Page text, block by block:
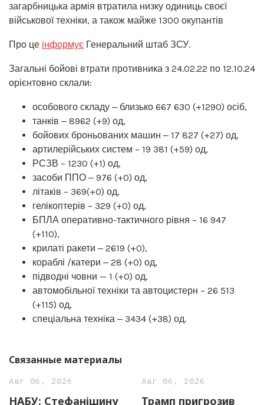
загарбницька армія втратила низку одиниць своєї
військової техніки, а також майже 1300 окупантів
Про це інформує Генеральний штаб ЗСУ.
Загальні бойові втрати противника з 24.02.22 по 12.10.24
орієнтовно склали:
особового складу ‒ близько 667 630 (+1290) осіб,
танків ‒ 8962 (+9) од,
бойових броньованих машин ‒ 17 827 (+27) од,
артилерійських систем – 19 381 (+59) од,
РСЗВ – 1230 (+1) од,
засоби ППО ‒ 976 (+0) од,
літаків – 369(+0) од,
гелікоптерів – 329 (+0) од,
БПЛА оперативно-тактичного рівня – 16 947
(+110),
крилаті ракети ‒ 2619 (+0),
кораблі /катери ‒ 28 (+0) од,
підводні човни — 1 (+0) од,
автомобільної техніки та автоцистерн – 26 513
(+115) од,
спеціальна техніка ‒ 3434 (+38) од.
Связанные материалы
Авг 06, 2026
НАБУ: Стефанішину
Авг 06, 2026
Трамп пригрозив